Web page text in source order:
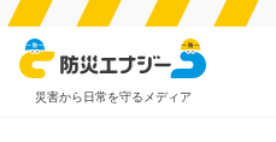
災害から日常を守るメディア